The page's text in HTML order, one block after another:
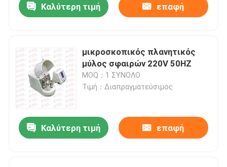
Καλύτερη τιμή επαφή
μικροσκοπικός πλανητικός
μύλος σφαιρών 220V 50HZ
MOQ：1 ΣΥΝΟΛΟ
Τιμή：Διαπραγματεύσιμος
Καλύτερη τιμή επαφή